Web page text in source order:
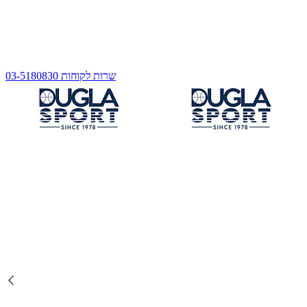
שרות לקוחות 03-5180830